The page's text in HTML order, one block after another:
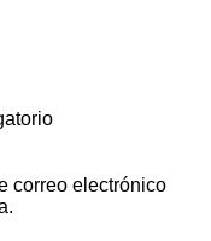
correo electrónico